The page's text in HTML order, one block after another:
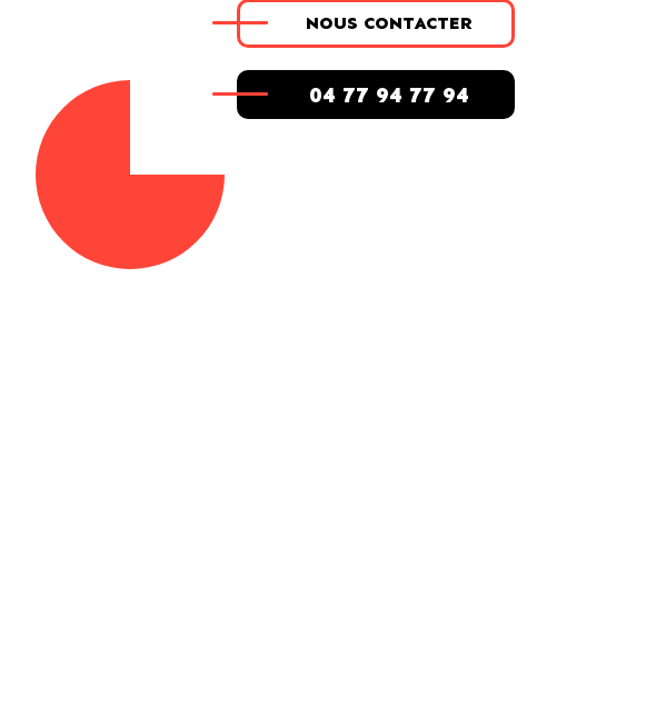
NOUS CONTACTER
04 77 94 77 94